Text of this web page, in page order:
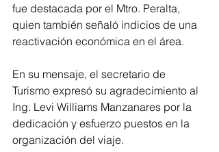
fue destacada por el Mtro. Peralta,
quien también señaló indicios de una
reactivación económica en el área.
En su mensaje, el secretario de
Turismo expresó su agradecimiento al
Ing. Levi Williams Manzanares por la
dedicación y esfuerzo puestos en la
organización del viaje.